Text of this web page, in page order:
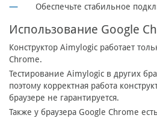
Обеспечьте стабильное
Использование Google
Конструктор Aimylogic работает
Chrome.
Тестирование Aimylogic в других
поэтому корректная работа
браузере не гарантируется.
Также у браузера Google Chrome